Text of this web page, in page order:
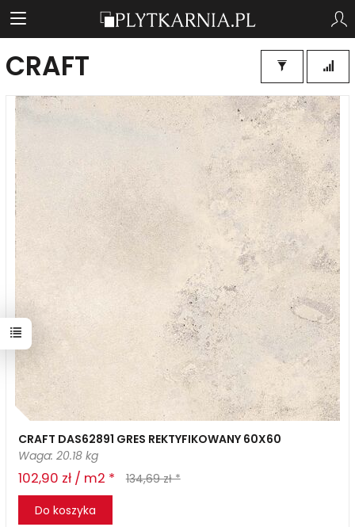
CRAFT
CRAFT DAS62891 GRES REKTYFIKOWANY 60X60
Waga: 20.18 kg
102,90 zł / m2 *
134,69 zł *
Do koszyka